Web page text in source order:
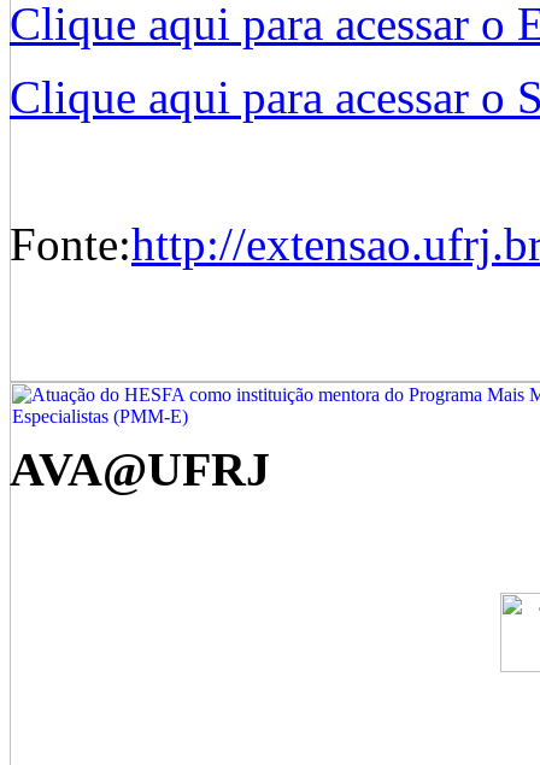
Clique aqui para acessar o
Clique aqui para acessar o
Fonte:http://
AVA@UFRJ